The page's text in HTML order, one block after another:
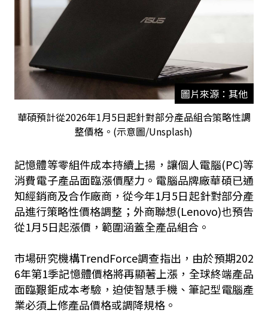
圖片來源：其他
華碩預計從2026年1月5日起針對部分產品組合策略性調
整價格。(示意圖/Unsplash)
記憶體等零組件成本持續上揚，讓個人電腦(PC)等
消費電子產品面臨漲價壓力。電腦品牌廠華碩已通
知經銷商及合作廠商，從今年1月5日起針對部分產
品進行策略性價格調整；外商聯想(Lenovo)也預告
從1月5日起漲價，範圍涵蓋全產品組合。
市場研究機構TrendForce調查指出，由於預期202
6年第1季記憶體價格將再顯著上漲，全球終端產品
面臨艱鉅成本考驗，迫使智慧手機、筆記型電腦產
業必須上修產品價格或調降規格。